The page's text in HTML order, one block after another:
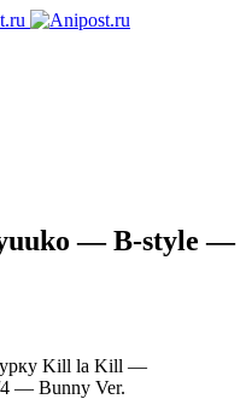
— B-style —
Kill la Kill —
— Bunny Ver.